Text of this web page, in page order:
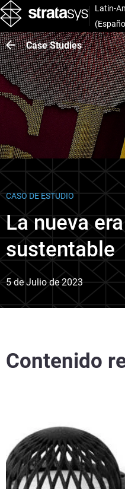
Latin-
Case Studies
CASO DE ESTUDIO
La nueva
sustentable
5 de Julio de 2023
Contenido